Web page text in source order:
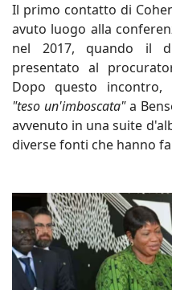
Il primo contatto di
avuto luogo alla
nel 2017, quando il
presentato al
Dopo questo incontro,
"teso un'imboscata"a
avvenuto in una suite
diverse fonti che hanno